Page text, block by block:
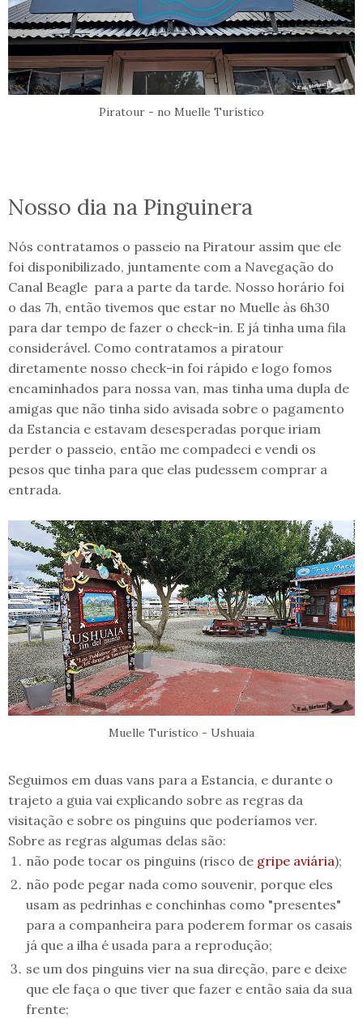
Piratour - no Muelle Turístico
Nosso dia na Pinguinera
Nós contratamos o passeio na Piratour assim que ele
foi disponibilizado, juntamente com a Navegação do
Canal Beagle para a parte da tarde. Nosso horário foi
o das 7h, então tivemos que estar no Muelle às 6h30
para dar tempo de fazer o check-in. E já tinha uma fila
considerável. Como contratamos a piratour
diretamente nosso check-in foi rápido e logo fomos
encaminhados para nossa van, mas tinha uma dupla de
amigas que não tinha sido avisada sobre o pagamento
da Estancia e estavam desesperadas porque iriam
perder o passeio, então me compadeci e vendi os
pesos que tinha para que elas pudessem comprar a
entrada.
Muelle Turístico - Ushuaia
Seguimos em duas vans para a Estancia, e durante o
trajeto a guia vai explicando sobre as regras da
visitação e sobre os pinguins que poderíamos ver.
Sobre as regras algumas delas são:
não pode tocar os pinguins (risco de gripe aviária);
não pode pegar nada como souvenir, porque eles
usam as pedrinhas e conchinhas como "presentes"
para a companheira para poderem formar os casais
já que a ilha é usada para a reprodução;
se um dos pinguins vier na sua direção, pare e deixe
que ele faça o que tiver que fazer e então saia da sua
frente;